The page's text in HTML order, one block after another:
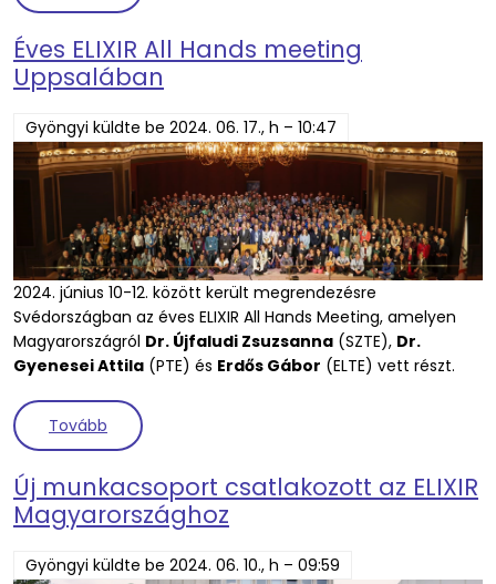
Éves ELIXIR All Hands meeting
Uppsalában
Gyöngyi küldte be 2024. 06. 17., h – 10:47
2024. június 10-12. között került megrendezésre
Svédországban az éves ELIXIR All Hands Meeting, amelyen
Magyarországról Dr. Újfaludi Zsuzsanna (SZTE), Dr.
Gyenesei Attila (PTE) és Erdős Gábor (ELTE) vett részt.
Tovább (Éves ELIXIR All Hands meeting Uppsalában)
Új munkacsoport csatlakozott az ELIXIR
Magyarországhoz
Gyöngyi küldte be 2024. 06. 10., h – 09:59